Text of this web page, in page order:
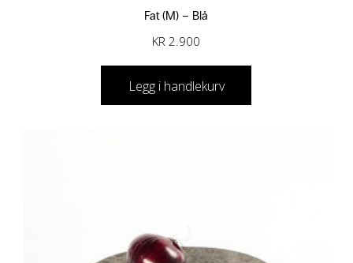
k
r
3
.
1
0
0
Fat (M) – Blå
KR 2.900
Legg i handlekurv